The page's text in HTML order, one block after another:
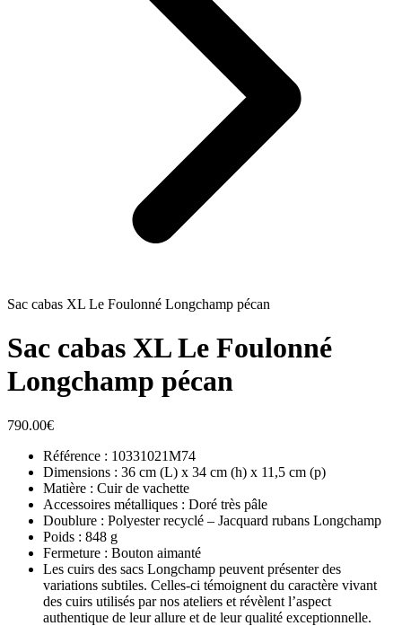
Sac cabas XL Le Foulonné Longchamp pécan
Sac cabas XL Le Foulonné
Longchamp pécan
790.00€
Référence : 10331021M74
Dimensions : 36 cm (L) x 34 cm (h) x 11,5 cm (p)
Matière : Cuir de vachette
Accessoires métalliques : Doré très pâle
Doublure : Polyester recyclé – Jacquard rubans Longchamp
Poids : 848 g
Fermeture : Bouton aimanté
Les cuirs des sacs Longchamp peuvent présenter des
variations subtiles. Celles-ci témoignent du caractère vivant
des cuirs utilisés par nos ateliers et révèlent l’aspect
authentique de leur allure et de leur qualité exceptionnelle.